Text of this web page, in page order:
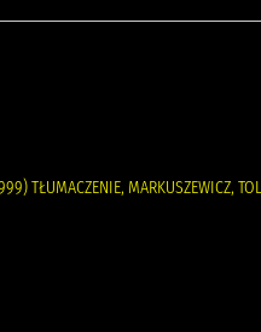
TŁUMACZENIE, MARKUSZEWICZ,